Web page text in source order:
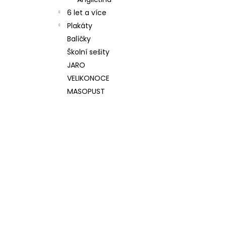
6 let a více
Plakáty
Balíčky
Školní sešity
JARO
VELIKONOCE
MASOPUST